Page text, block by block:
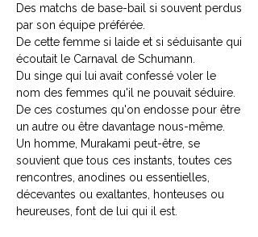
Des matchs de base-bail si souvent perdus
par son équipe préférée.
De cette femme si laide et si séduisante qui
écoutait le Carnaval de Schumann.
Du singe qui lui avait confessé voler le
nom des femmes qu'il ne pouvait séduire.
De ces costumes qu'on endosse pour être
un autre ou être davantage nous-même.
Un homme, Murakami peut-être, se
souvient que tous ces instants, toutes ces
rencontres, anodines ou essentielles,
décevantes ou exaltantes, honteuses ou
heureuses, font de lui qui il est.